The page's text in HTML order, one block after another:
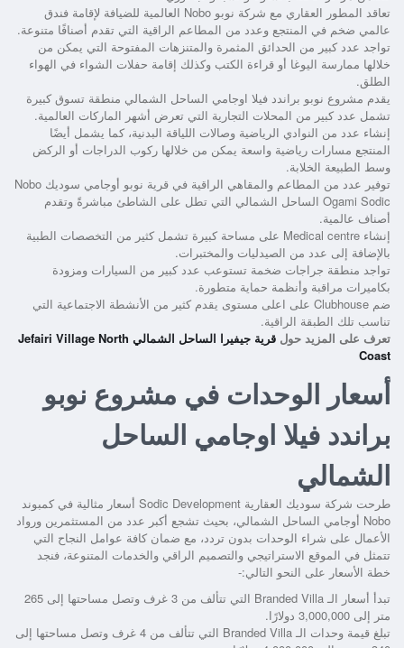
تعاقد المطور العقاري مع شركة نوبو Nobo العالمية للضيافة لإقامة فندق
عالمي ضخم في المنتجع وعدد من المطاعم الراقية التي تقدم أصنافًا متنوعة.
تواجد عدد كبير من الحدائق المثمرة والمتنزهات المفتوحة التي يمكن من
خلالها ممارسة اليوغا أو قراءة الكتب وكذلك إقامة حفلات الشواء في الهواء
الطلق.
يقدم مشروع نوبو براندد فيلا اوجامي الساحل الشمالي منطقة تسوق كبيرة
تشمل عدد كبير من المحلات التجارية التي تعرض أشهر الماركات العالمية.
إنشاء عدد من النوادي الرياضية وصالات اللياقة البدنية، كما يشمل أيضًا
المنتجع مسارات رياضية واسعة يمكن من خلالها ركوب الدراجات أو الركض
وسط الطبيعة الخلابة.
توفير عدد من المطاعم والمقاهي الراقية في
قرية نوبو أوجامي سوديك Nobo
Ogami Sodic الساحل الشمالي
التي تطل على الشاطئ مباشرةً وتقدم
أصناف عالمية.
إنشاء Medical centre على مساحة كبيرة تشمل كثير من التخصصات الطبية
بالإضافة إلى عدد من الصيدليات والمختبرات.
تواجد منطقة جراجات ضخمة تستوعب عدد كبير من السيارات ومزودة
بكاميرات مراقبة وأنظمة حماية متطورة.
ضم Clubhouse على اعلى مستوى يقدم كثير من الأنشطة الاجتماعية التي
تناسب تلك الطبقة الراقية.
تعرف على المزيد حول
قرية جيفيرا الساحل الشمالي Jefairi Village North
Coast
أسعار الوحدات في مشروع نوبو
براندد فيلا اوجامي الساحل
الشمالي
طرحت شركة سوديك العقارية Sodic Development أسعار مثالية في
كمبوند
Nobo أوجامي الساحل الشمالي،
بحيث تشجع أكبر عدد من المستثمرين ورواد
الأعمال على شراء الوحدات بدون تردد، مع ضمان كافة عوامل النجاح التي
تتمثل في الموقع الاستراتيجي والتصميم الراقي والخدمات المتنوعة، فنجد
خطة الأسعار على النحو التالي:-
تبدأ أسعار الـ Branded Villa التي تتألف من 3 غرف وتصل مساحتها إلى 265
متر إلى 3,000,000 دولارًا.
تبلغ قيمة وحدات الـ Branded Villa التي تتألف من 4 غرف وتصل مساحتها إلى